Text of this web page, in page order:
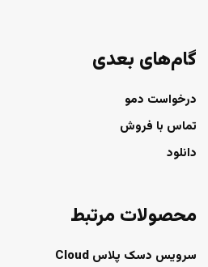
گام‌های بعدی
درخواست دمو
تماس با فروش
دانلود
محصولات مرتبط
سرویس دسک پلاس Cloud